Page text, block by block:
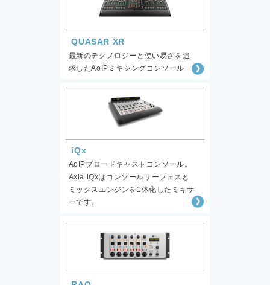
QUASAR XR
最新のテクノロジーと使い易さを追
求したAoIPミキシングコンソール
iQx
AoIPブロードキャストコンソール。
Axia iQxはコンソールサーフェスと
ミックスエンジンを1体化したミキサ
ーです。